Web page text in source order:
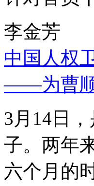
李金芳
中国人权
——为曹顺
3月14日
子。两年
六个月的